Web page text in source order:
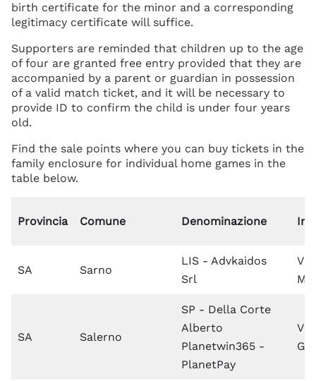
birth certificate for the minor and a corresponding
legitimacy certificate will suffice.
Supporters are reminded that children up to the age
of four are granted free entry provided that they are
accompanied by a parent or guardian in possession
of a valid match ticket, and it will be necessary to
provide ID to confirm the child is under four years
old.
Find the sale points where you can buy tickets in the
family enclosure for individual home games in the
table below.
Provincia Comune Denominazione
SA Sarno
LIS - Advkaidos
Srl
SA Salerno
SP - Della Corte
Alberto
Planetwin365 -
PlanetPay